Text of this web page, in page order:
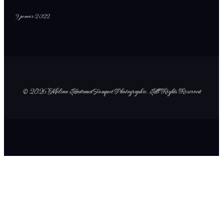
9 janvier 2022
© 2026 Mélina Andraud Fouquet Photographie. All Rights Reserved